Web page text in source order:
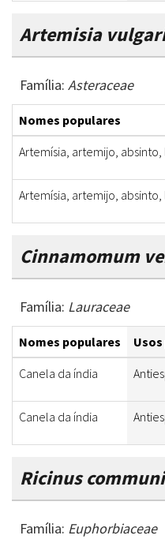
Artemisia
Família: Asteraceae
Nomes populares
Artemísia, artemijo, absinto,
Artemísia, artemijo, absinto,
Cinnamomum
Família: Lauraceae
Nomes populares
Canela da índia
Canela da índia
Ricinus
Família: Euphorbiaceae